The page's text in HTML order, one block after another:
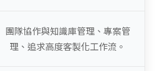
團隊協作與知識庫管理、專案管
理、追求高度客製化工作流。